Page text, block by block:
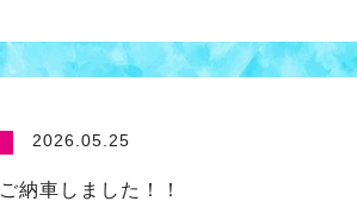
2026.05.25
納車しました！！